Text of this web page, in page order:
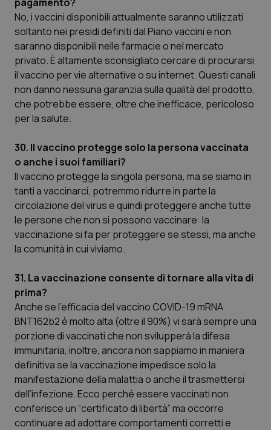
No, i vaccini disponibili attualmente saranno utilizzati
soltanto nei presidi definiti dal Piano vaccini e non
saranno disponibili nelle farmacie o nel mercato
privato. È altamente sconsigliato cercare di procurarsi
il vaccino per vie alternative o su internet. Questi canali
non danno nessuna garanzia sulla qualità del prodotto,
che potrebbe essere, oltre che inefficace, pericoloso
per la salute.
30. Il vaccino protegge solo la persona vaccinata
o anche i suoi familiari?
Il vaccino protegge la singola persona, ma se siamo in
tanti a vaccinarci, potremmo ridurre in parte la
circolazione del virus e quindi proteggere anche tutte
le persone che non si possono vaccinare: la
vaccinazione si fa per proteggere se stessi, ma anche
la comunità in cui viviamo.
31. La vaccinazione consente di tornare alla vita di
prima?
Anche se l’efficacia del vaccino COVID-19 mRNA
BNT162b2 è molto alta (oltre il 90%) vi sarà sempre una
porzione di vaccinati che non svilupperà la difesa
immunitaria, inoltre, ancora non sappiamo in maniera
definitiva se la vaccinazione impedisce solo la
manifestazione della malattia o anche il trasmettersi
dell’infezione. Ecco perché essere vaccinati non
conferisce un “certificato di libertà” ma occorre
continuare ad adottare comportamenti corretti e